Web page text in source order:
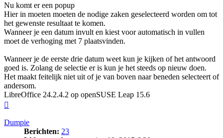
Nu komt er een popup
Hier in moeten moeten de nodige zaken geselecteerd worden om tot
het gewenste resultaat te komen.
Wanneer je een datum invult en kiest voor automatisch in vullen
moet de verhoging met 7 plaatsvinden.
Wanneer je de eerste drie datum weet kun je kijken of het antwoord
goed is. Zolang de selectie er is kun je het steeds op nieuw doen.
Het maakt feitelijk niet uit of je van boven naar beneden selecteert of
andersom.
LibreOffice 24.2.4.2 op openSUSE Leap 15.6
Dumpie
Berichten: 23